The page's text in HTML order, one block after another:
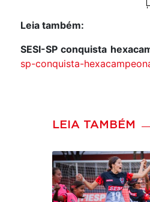
Leia também:
SESI-SP conquista
sp-conquista-
LEIA TAMBÉM